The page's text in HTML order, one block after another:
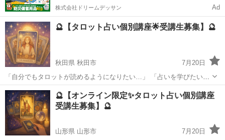
株式会社ドリームデッサン Ad
🔮【タロット占い個別講座🌟受講生募集】🔮
秋田県 秋田市
7月20日
「自分でもタロットが読めるようになりたい…」 「占いを学びたいけ
れど、どこから始めたらいいか分からない」 そんなあなたにぴったり
の講座が開講します✨ 🌟完全オンライン対応！全国どこからでも参加
OK♪ 🌟マンツーマ...
秋田 秋田市 タロット
🔮【オンライン限定✨タロット占い個別講座
受講生募集】🔮
山形県 山形市 7月20日